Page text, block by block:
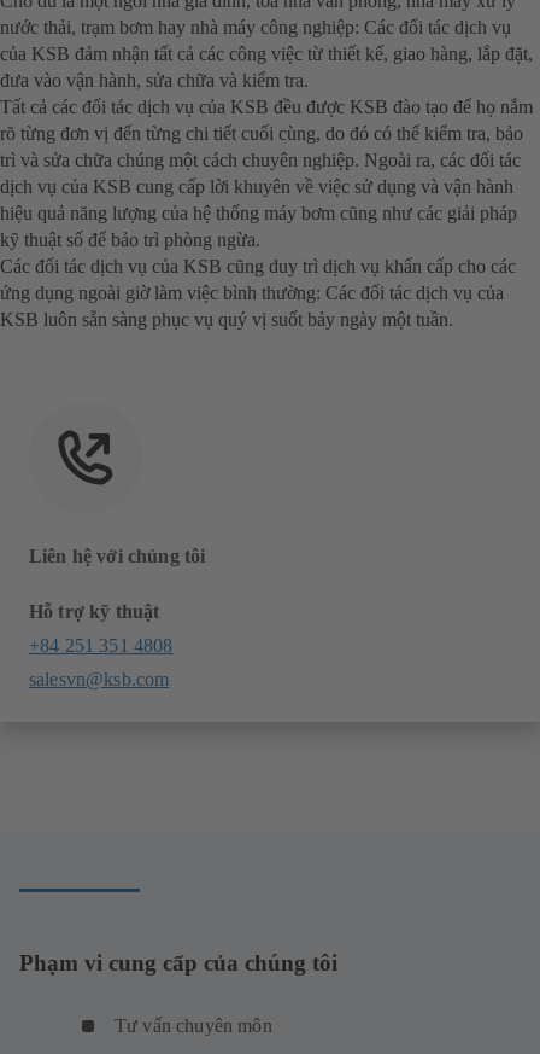
nước thải, trạm bơm hay nhà máy công nghiệp: Các đối tác dịch vụ
của KSB đảm nhận tất cả các công việc từ thiết kế, giao hàng, lắp đặt,
đưa vào vận hành, sửa chữa và kiểm tra.
Tất cả các đối tác dịch vụ của KSB đều được KSB đào tạo để họ nắm
rõ từng đơn vị đến từng chi tiết cuối cùng, do đó có thể kiểm tra, bảo
trì và sửa chữa chúng một cách chuyên nghiệp. Ngoài ra, các đối tác
dịch vụ của KSB cung cấp lời khuyên về việc sử dụng và vận hành
hiệu quả năng lượng của hệ thống máy bơm cũng như các giải pháp
kỹ thuật số để bảo trì phòng ngừa.
Các đối tác dịch vụ của KSB cũng duy trì dịch vụ khẩn cấp cho các
ứng dụng ngoài giờ làm việc bình thường: Các đối tác dịch vụ của
KSB luôn sẵn sàng phục vụ quý vị suốt bảy ngày một tuần.
Liên hệ với chúng tôi
Hỗ trợ kỹ thuật
+84 251 351 4808
salesvn@ksb.com
Phạm vi cung cấp của chúng tôi
Tư vấn chuyên môn